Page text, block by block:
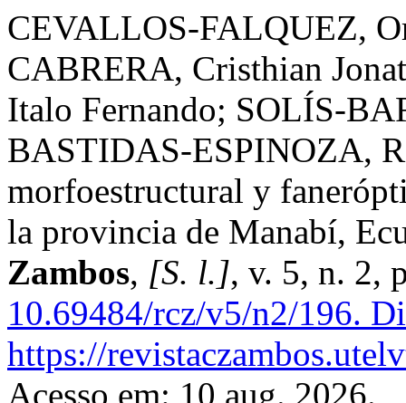
CEVALLOS-FALQUEZ,
CABRERA, Cristhian
Italo Fernando; SOLÍS-
BASTIDAS-ESPINOZA,
morfoestructural y
la provincia de Manabí,
Zambos, [S. l.], v. 5, n. 2,
10.69484/rcz/v5/n2/196.
https://
Acesso em: 10 aug. 2026.